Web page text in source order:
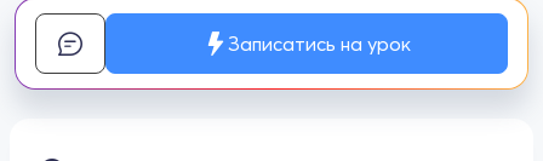
Записатись на урок